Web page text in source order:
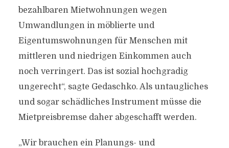
bezahlbaren Mietwohnungen wegen
Umwandlungen in möblierte und
Eigentumswohnungen für Menschen mit
mittleren und niedrigen Einkommen auch
noch verringert. Das ist sozial hochgradig
ungerecht“, sagte Gedaschko. Als untaugliches
und sogar schädliches Instrument müsse die
Mietpreisbremse daher abgeschafft werden.
„Wir brauchen ein Planungs- und